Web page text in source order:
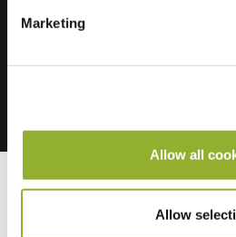
Marketing
Allow all
Allow